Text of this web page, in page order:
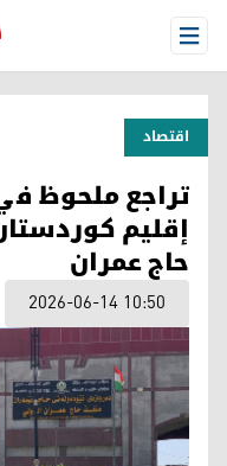
Open Menu
اقتصاد
تراجع ملحوظ
إقليم
حاج عمران
2026-06-14 10:50